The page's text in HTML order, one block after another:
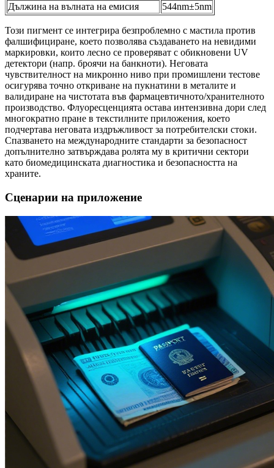
Дължина на вълната на емисия
544nm±5nm
Този пигмент се интегрира безпроблемно с мастила против
фалшифициране, което позволява създаването на невидими
маркировки, които лесно се проверяват с обикновени UV
детектори (напр. броячи на банкноти). Неговата
чувствителност на микронно ниво при промишлени тестове
осигурява точно откриване на пукнатини в металите и
валидиране на чистотата във фармацевтичното/хранителното
производство. Флуоресценцията остава интензивна дори след
многократно пране в текстилните приложения, което
подчертава неговата издръжливост за потребителски стоки.
Спазването на международните стандарти за безопасност
допълнително затвърждава ролята му в критични сектори
като биомедицинската диагностика и безопасността на
храните.
Сценарии на приложение